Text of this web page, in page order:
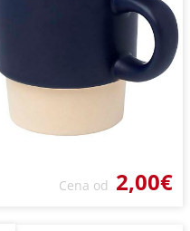
Cena od 2,00€